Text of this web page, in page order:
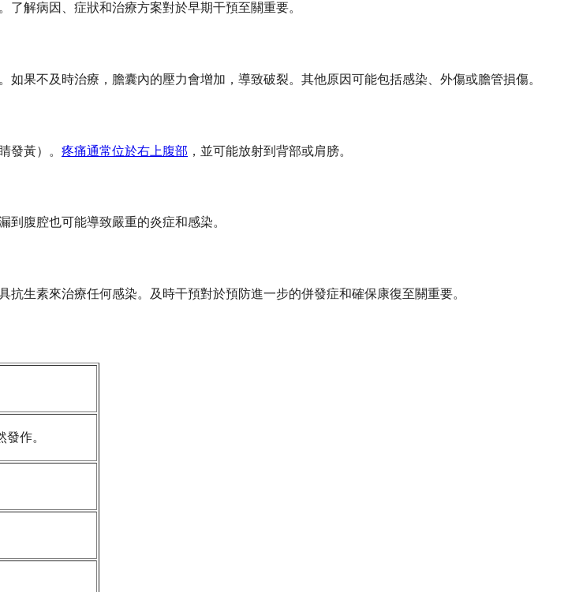
解病因、症狀和治療方案對於早期干預至關重要。
果不及時治療，膽囊內的壓力會增加，導致破裂。其他原因可能包括感染、外傷或膽管損傷。
發黃）。 疼痛通常位於右上腹部 ，並可能放射到背部或肩膀。
腹腔也可能導致嚴重的炎症和感染。
生素來治療任何感染。及時干預對於預防進一步的併發症和確保康復至關重要。
作。